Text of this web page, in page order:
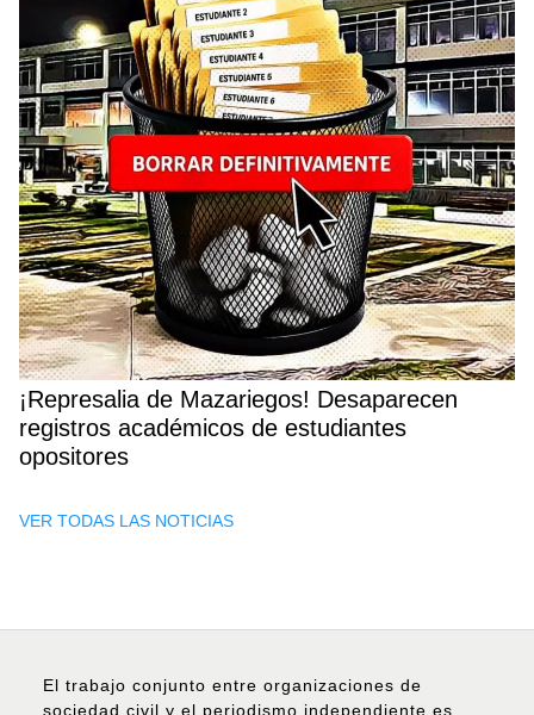
¡Represalia de Mazariegos! Desaparecen
registros académicos de estudiantes
opositores
VER TODAS LAS NOTICIAS
El trabajo conjunto entre organizaciones de
sociedad civil y el periodismo independiente es